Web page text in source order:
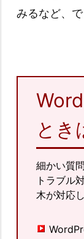
みるなど、
とき
細かい質
トラブル
木が対応し